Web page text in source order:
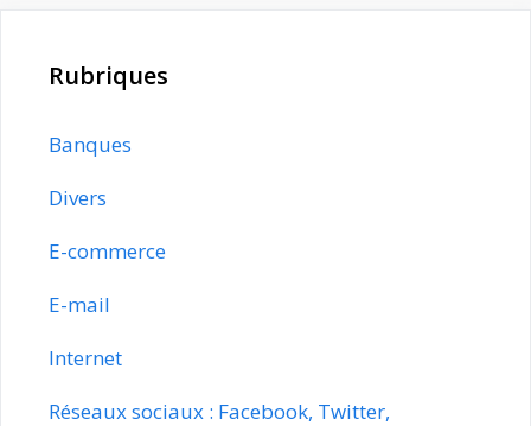
Rubriques
Banques
Divers
E-commerce
E-mail
Internet
Réseaux sociaux : Facebook, Twitter,